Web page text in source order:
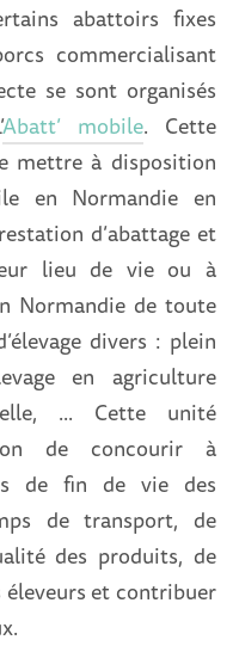
abattoirs fixes
commercialisant
se sont organisés
Abatt’ mobile. Cette
mettre à disposition
en Normandie en
d’abattage et
lieu de vie ou à
Normandie de toute
divers : plein
en agriculture
... Cette unité
de concourir à
de fin de vie des
de transport, de
des produits, de
et contribuer